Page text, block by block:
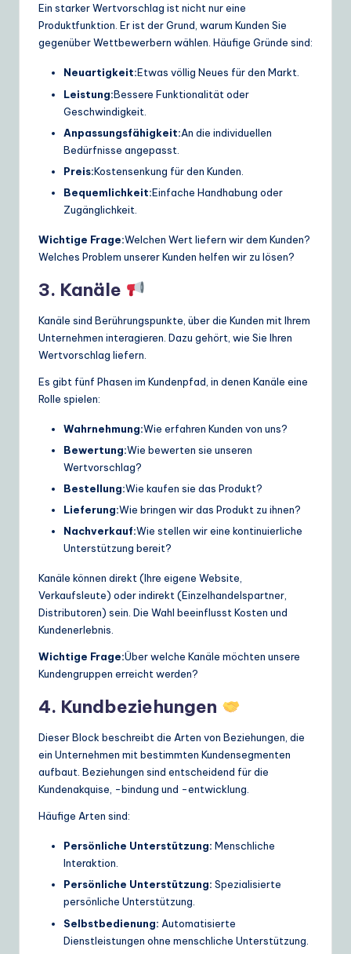
Ein starker Wertvorschlag ist nicht nur eine
Produktfunktion. Er ist der Grund, warum Kunden Sie
gegenüber Wettbewerbern wählen. Häufige Gründe sind:
Neuartigkeit:Etwas völlig Neues für den Markt.
Leistung:Bessere Funktionalität oder
Geschwindigkeit.
Anpassungsfähigkeit:An die individuellen
Bedürfnisse angepasst.
Preis:Kostensenkung für den Kunden.
Bequemlichkeit:Einfache Handhabung oder
Zugänglichkeit.
Wichtige Frage:Welchen Wert liefern wir dem Kunden?
Welches Problem unserer Kunden helfen wir zu lösen?
3. Kanäle
Kanäle sind Berührungspunkte, über die Kunden mit Ihrem
Unternehmen interagieren. Dazu gehört, wie Sie Ihren
Wertvorschlag liefern.
Es gibt fünf Phasen im Kundenpfad, in denen Kanäle eine
Rolle spielen:
Wahrnehmung:Wie erfahren Kunden von uns?
Bewertung:Wie bewerten sie unseren
Wertvorschlag?
Bestellung:Wie kaufen sie das Produkt?
Lieferung:Wie bringen wir das Produkt zu ihnen?
Nachverkauf:Wie stellen wir eine kontinuierliche
Unterstützung bereit?
Kanäle können direkt (Ihre eigene Website,
Verkaufsleute) oder indirekt (Einzelhandelspartner,
Distributoren) sein. Die Wahl beeinflusst Kosten und
Kundenerlebnis.
Wichtige Frage:Über welche Kanäle möchten unsere
Kundengruppen erreicht werden?
4. Kundbeziehungen
Dieser Block beschreibt die Arten von Beziehungen, die
ein Unternehmen mit bestimmten Kundensegmenten
aufbaut. Beziehungen sind entscheidend für die
Kundenakquise, -bindung und -entwicklung.
Häufige Arten sind:
Persönliche Unterstützung: Menschliche
Interaktion.
Persönliche Unterstützung: Spezialisierte
persönliche Unterstützung.
Selbstbedienung: Automatisierte
Dienstleistungen ohne menschliche Unterstützung.